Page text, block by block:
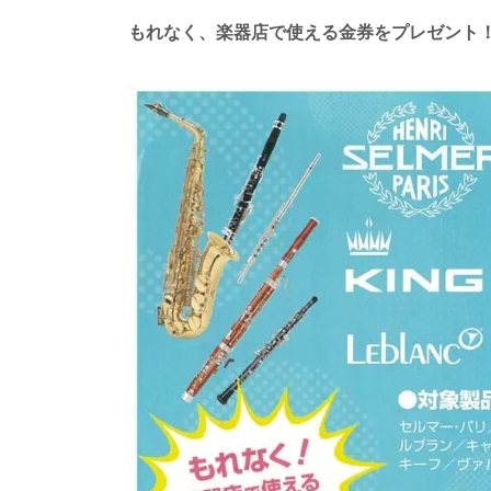
もれなく、楽器店で使える金券をプレゼント